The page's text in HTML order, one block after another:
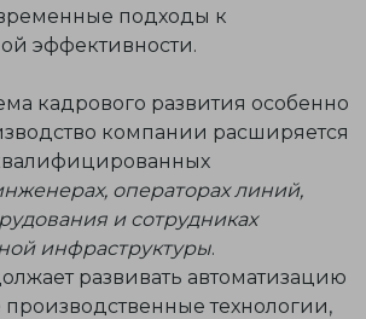
подходы к
эффективности.
кадрового развития особенно
компании расширяется
операторах линий,
и сотрудниках
инфраструктуры.
развивать автоматизацию
технологии,